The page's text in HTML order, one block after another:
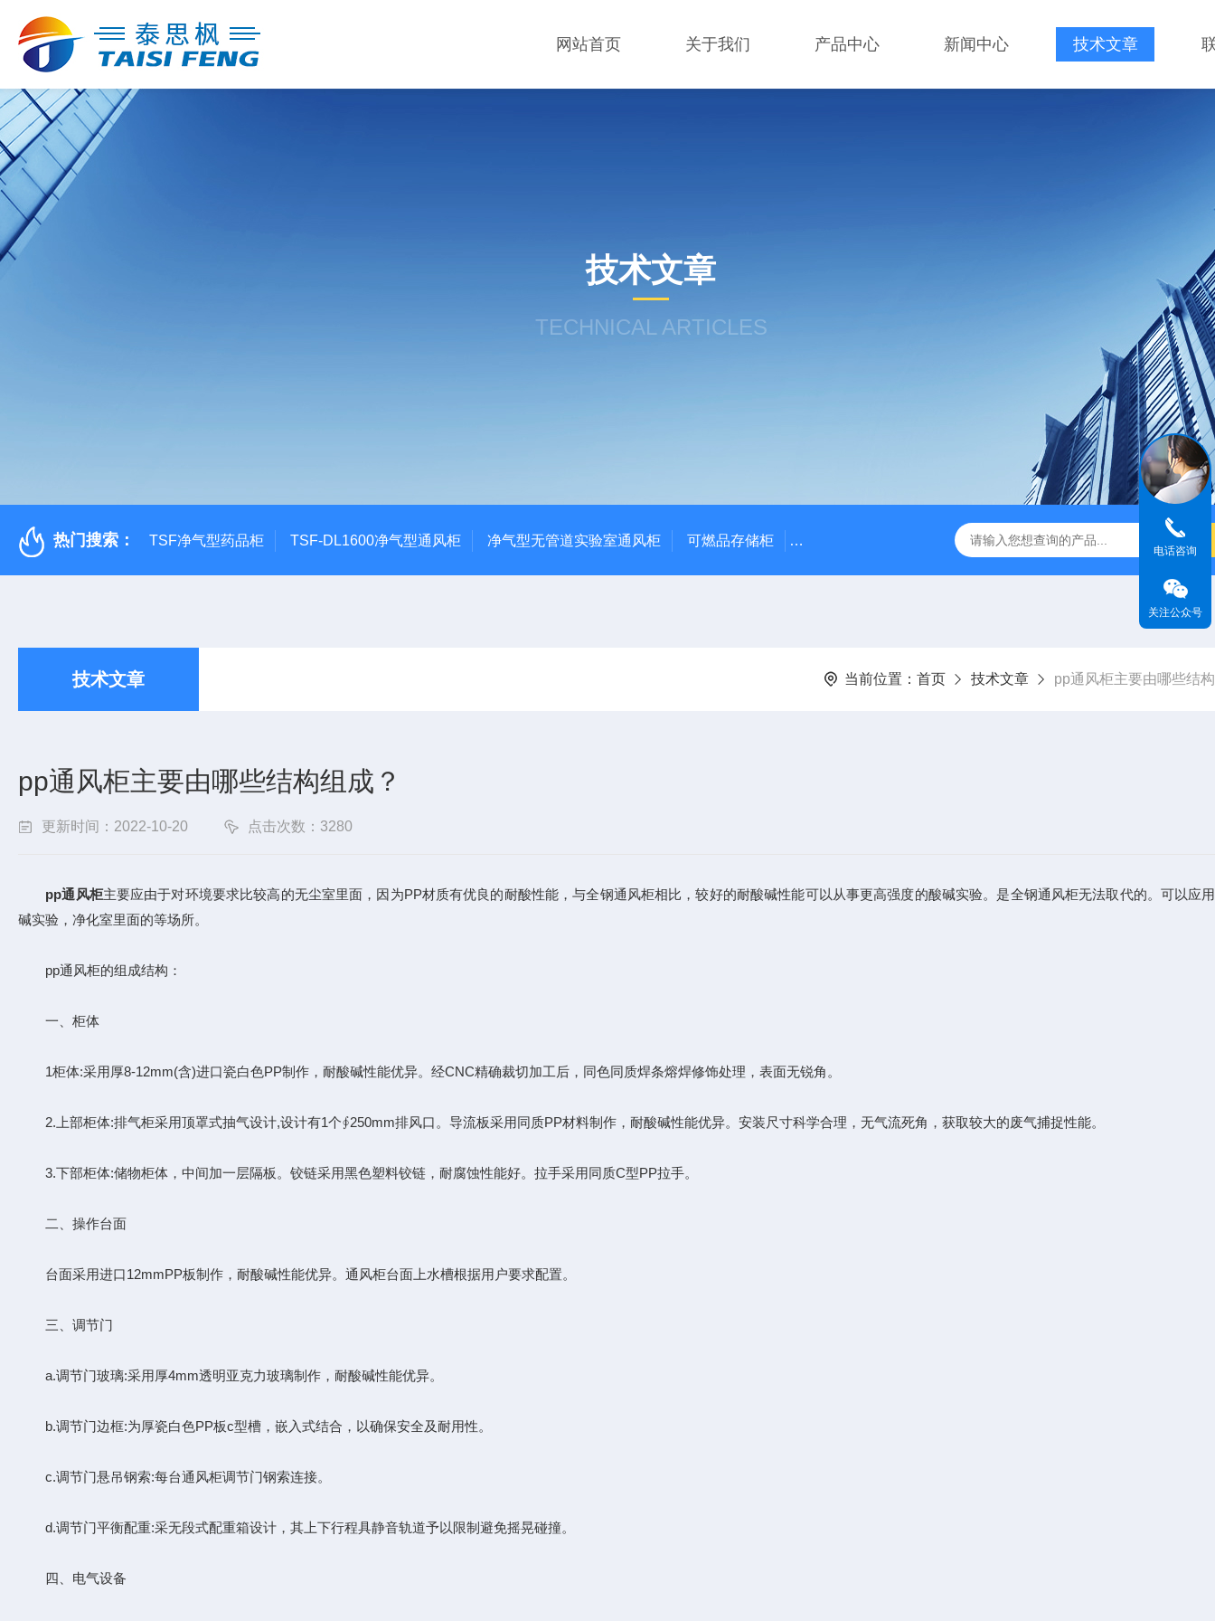
网站首页 关于我们 产品中心 新闻中心 技术文章
技术文章
TECHNICAL ARTICLES
热门搜索： TSF净气型药品柜 TSF-DL1600净气型通风柜 净气型无管道实验室通风柜 可燃品存储柜 TSF-DS800净气型通风柜 TSF-DS800FW净气型通风柜（全
技术文章 当前位置： 首页 技术文章 pp通风柜主要由哪些结
pp通风柜主要由哪些结构组成？
更新时间：2022-10-20 点击次数：3280
pp通风柜主要应由于对环境要求比较高的无尘室里面，因为PP材质有优良的耐酸性能，与全钢通风柜相比，较好的耐酸碱性能可以从事更高强度的酸碱实验。是全钢通风柜无法取代的。可以应
碱实验，净化室里面的等场所。
pp通风柜的组成结构：
一、柜体
1柜体:采用厚8-12mm(含)进口瓷白色PP制作，耐酸碱性能优异。经CNC精确裁切加工后，同色同质焊条熔焊修饰处理，表面无锐角。
2.上部柜体:排气柜采用顶罩式抽气设计,设计有1个∮250mm排风口。导流板采用同质PP材料制作，耐酸碱性能优异。安装尺寸科学合理，无气流死角，获取较大的废气捕捉性能。
3.下部柜体:储物柜体，中间加一层隔板。铰链采用黑色塑料铰链，耐腐蚀性能好。拉手采用同质C型PP拉手。
二、操作台面
台面采用进口12mmPP板制作，耐酸碱性能优异。通风柜台面上水槽根据用户要求配置。
三、调节门
a.调节门玻璃:采用厚4mm透明亚克力玻璃制作，耐酸碱性能优异。
b.调节门边框:为厚瓷白色PP板c型槽，嵌入式结合，以确保安全及耐用性。
c.调节门悬吊钢索:每台通风柜调节门钢索连接。
d.调节门平衡配重:采无段式配重箱设计，其上下行程具静音轨道予以限制避免摇晃碰撞。
四、电气设备
电话咨询
关注公众号